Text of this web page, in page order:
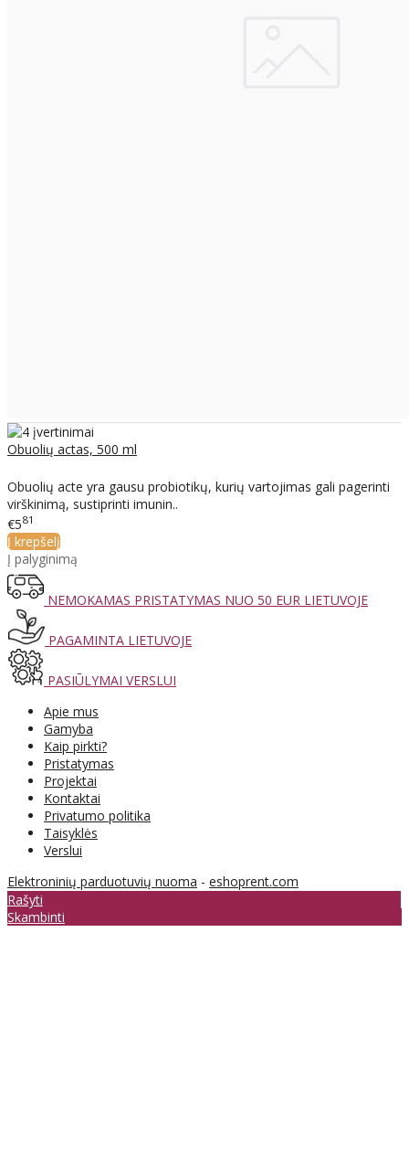
Obuolių actas, 500 ml
Obuolių acte yra gausu probiotikų, kurių vartojimas gali pagerinti
virškinimą, sustiprinti imunin..
€581
Į krepšelį
Į palyginimą
NEMOKAMAS PRISTATYMAS NUO 50 EUR LIETUVOJE
PAGAMINTA LIETUVOJE
PASIŪLYMAI VERSLUI
Apie mus
Gamyba
Kaip pirkti?
Pristatymas
Projektai
Kontaktai
Privatumo politika
Taisyklės
Verslui
Elektroninių parduotuvių nuoma - eshoprent.com
Rašyti
Skambinti